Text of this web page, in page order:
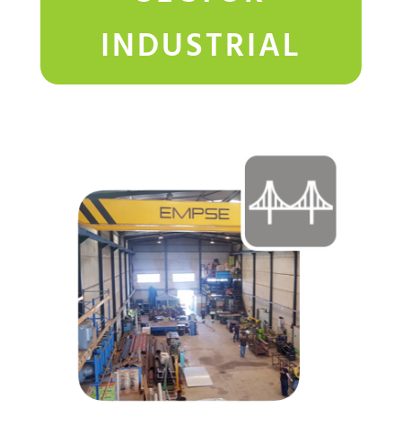
INDUSTRIAL